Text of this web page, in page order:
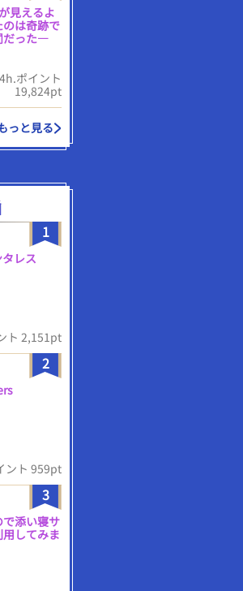
見えるよ
のは奇跡で
だった―
ポイント
19,824pt
っと見る
1
レス
ト 2,151pt
2
ント 959pt
3
添い寝サ
してみま